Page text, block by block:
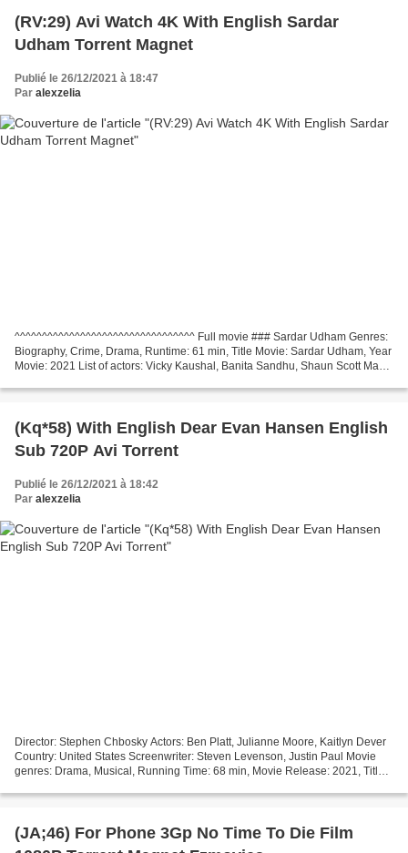
(RV:29) Avi Watch 4K With English Sardar
Udham Torrent Magnet
Publié le 26/12/2021 à 18:47
Par alexzelia
^^^^^^^^^^^^^^^^^^^^^^^^^^^^^^^^^ Full movie ### Sardar Udham Genres:
Biography, Crime, Drama, Runtime: 61 min, Title Movie: Sardar Udham, Year
Movie: 2021 List of actors: Vicky Kaushal, Banita Sandhu, Shaun Scott Made
(Kq*58) With English Dear Evan Hansen English
Sub 720P Avi Torrent
Publié le 26/12/2021 à 18:42
Par alexzelia
Director: Stephen Chbosky Actors: Ben Platt, Julianne Moore, Kaitlyn Dever
Country: United States Screenwriter: Steven Levenson, Justin Paul Movie
genres: Drama, Musical, Running Time: 68 min, Movie Release: 2021, Title:
(JA;46) For Phone 3Gp No Time To Die Film